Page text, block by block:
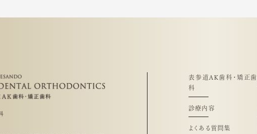
表参道AK歯科・矯正歯
科
診療内容
よくある質問集